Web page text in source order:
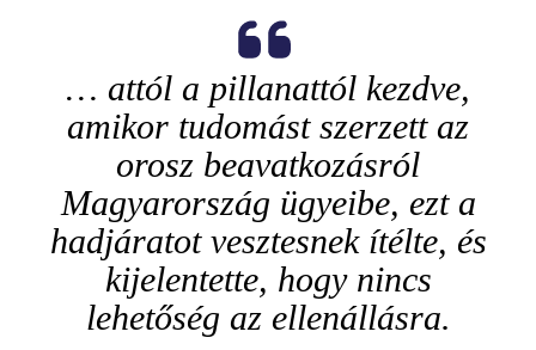
… attól a pillanattól kezdve,
amikor tudomást szerzett az
orosz beavatkozásról
Magyarország ügyeibe, ezt a
hadjáratot vesztesnek ítélte, és
kijelentette, hogy nincs
lehetőség az ellenállásra.